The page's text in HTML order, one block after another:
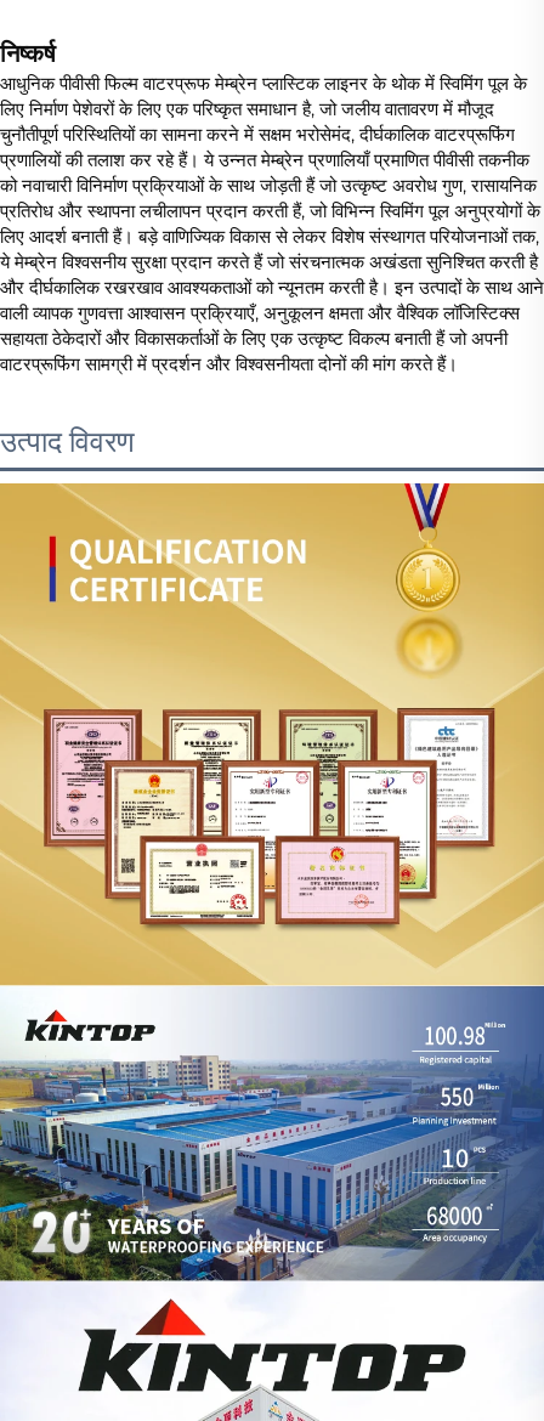
निष्कर्ष
आधुनिक पीवीसी फिल्म वाटरप्रूफ मेम्ब्रेन प्लास्टिक लाइनर के थोक में स्विमिंग पूल के
लिए निर्माण पेशेवरों के लिए एक परिष्कृत समाधान है, जो जलीय वातावरण में मौजूद
चुनौतीपूर्ण परिस्थितियों का सामना करने में सक्षम भरोसेमंद, दीर्घकालिक वाटरप्रूफिंग
प्रणालियों की तलाश कर रहे हैं। ये उन्नत मेम्ब्रेन प्रणालियाँ प्रमाणित पीवीसी तकनीक
को नवाचारी विनिर्माण प्रक्रियाओं के साथ जोड़ती हैं जो उत्कृष्ट अवरोध गुण, रासायनिक
प्रतिरोध और स्थापना लचीलापन प्रदान करती हैं, जो विभिन्न स्विमिंग पूल अनुप्रयोगों के
लिए आदर्श बनाती हैं। बड़े वाणिज्यिक विकास से लेकर विशेष संस्थागत परियोजनाओं तक,
ये मेम्ब्रेन विश्वसनीय सुरक्षा प्रदान करते हैं जो संरचनात्मक अखंडता सुनिश्चित करती है
और दीर्घकालिक रखरखाव आवश्यकताओं को न्यूनतम करती है। इन उत्पादों के साथ आने
वाली व्यापक गुणवत्ता आश्वासन प्रक्रियाएँ, अनुकूलन क्षमता और वैश्विक लॉजिस्टिक्स
सहायता ठेकेदारों और विकासकर्ताओं के लिए एक उत्कृष्ट विकल्प बनाती हैं जो अपनी
वाटरप्रूफिंग सामग्री में प्रदर्शन और विश्वसनीयता दोनों की मांग करते हैं।
उत्पाद विवरण